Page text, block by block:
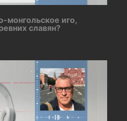
монгольское иго,
славян?